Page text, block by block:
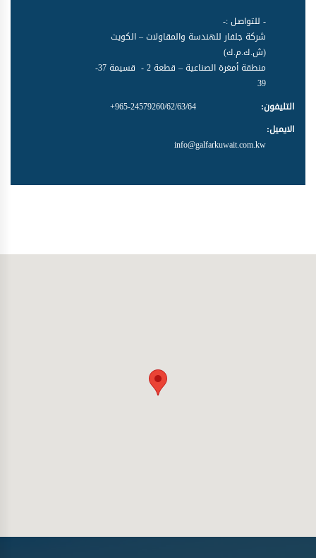
- للتواصـل :-
شركة جلفار للهندسة والمقاولات – الكويت
(ش.ك.م.ك)
منطقة أمغرة الصناعية – قطعة 2 - قسيمة 37-
39
التليفون:
+965-24579260/62/63/64
الايميل:
info@galfarkuwait.com.kw